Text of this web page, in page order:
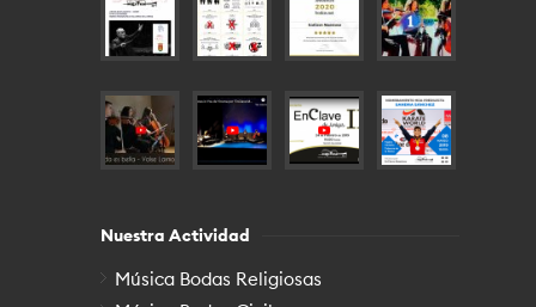
Nuestra Actividad
Música Bodas Religiosas